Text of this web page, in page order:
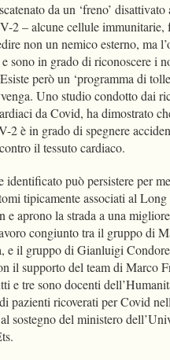
da un ‘freno’ disattivato
2 – alcune cellule
non un nemico esterno, ma
sono in grado di riconoscere i
però un ‘programma di
Uno studio condotto dai
da Covid, ha dimostrato
2 è in grado di spegnere
il tessuto cardiaco.
identificato può persistere per
tipicamente associati al
aprono la strada a una
congiunto tra il gruppo di
e il gruppo di Gianluigi
il supporto del team di Marco
e tre sono docenti
pazienti ricoverati per Covid
sostegno del ministero